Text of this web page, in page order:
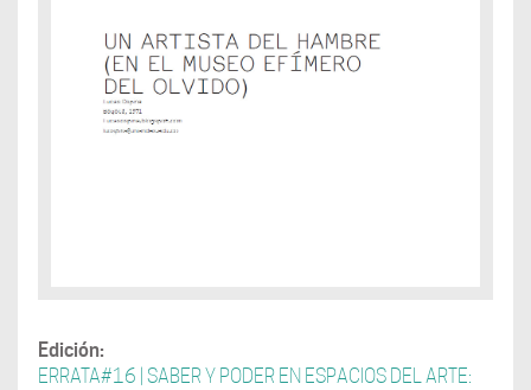
Edición:
ERRATA#16 | SABER Y PODER EN ESPACIOS DEL ARTE: